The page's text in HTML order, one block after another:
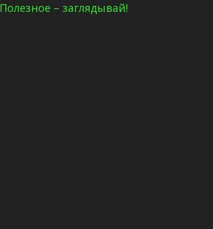
Полезное – заглядывай!